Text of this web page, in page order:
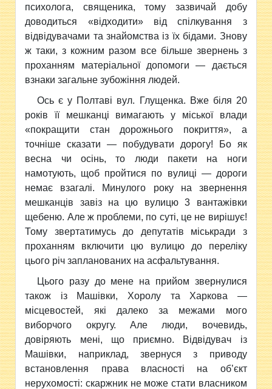
психолога, священика, тому зазвичай добу
доводиться «відходити» від спілкування з
відвідувачами та знайомства із їх бідами. Знову
ж таки, з кожним разом все більше звернень з
проханням матеріальної допомоги — дається
взнаки загальне зубожіння людей.
Ось є у Полтаві вул. Глущенка. Вже біля 20
років її мешканці вимагають у міської влади
«покращити стан дорожнього покриття», а
точніше сказати — побудувати дорогу! Бо як
весна чи осінь, то люди пакети на ноги
намотують, щоб пройтися по вулиці — дороги
немає взагалі. Минулого року на звернення
мешканців завіз на цю вулицю 3 вантажівки
щебеню. Але ж проблеми, по суті, це не вирішує!
Тому звертатимусь до депутатів міськради з
проханням включити цю вулицю до переліку
цього річ запланованих на асфальтування.
Цього разу до мене на прийом звернулися
також із Машівки, Хоролу та Харкова —
місцевостей, які далеко за межами мого
виборчого округу. Але люди, вочевидь,
довіряють мені, що приємно. Відвідувач із
Машівки, наприклад, звернуся з приводу
встановлення права власності на об’єкт
нерухомості: скаржник не може стати власником